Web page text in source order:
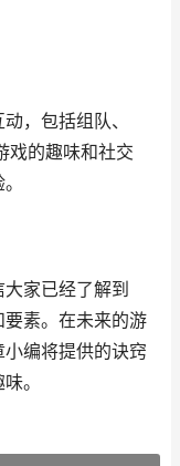
，包括组队、
戏的趣味和社交
家已经了解到
要素。在未来的游
编将提供的诀窍
。